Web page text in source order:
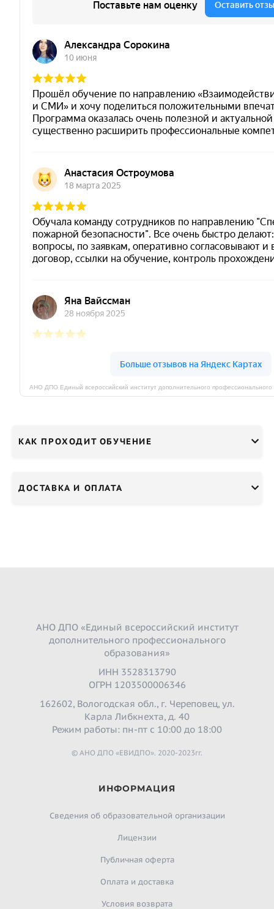
КАК ПРОХОДИТ ОБУЧЕНИЕ
ДОСТАВКА И ОПЛАТА
АНО ДПО «Единый всероссийский институт
дополнительного профессионального
образования»
ИНН 3528313790
ОГРН 1203500006346
162602, Вологодская обл., г. Череповец, ул.
Карла Либкнехта, д. 40
Режим работы: пн-пт с 10:00 до 18:00
© АНО ДПО «ЕВИДПО». 2020-2023гг.
ИНФОРМАЦИЯ
Сведения об образовательной организации
Лицензии
Публичная оферта
Оплата и доставка
Условия возврата